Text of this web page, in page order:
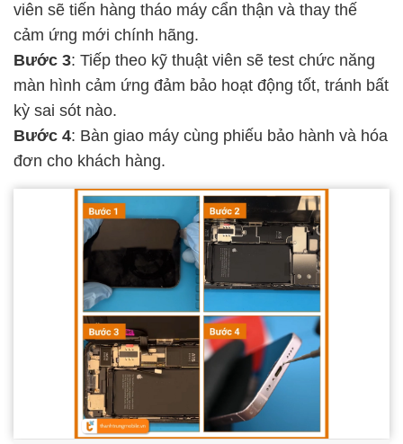
viên sẽ tiến hàng tháo máy cẩn thận và thay thế
cảm ứng mới chính hãng.
Bước 3: Tiếp theo kỹ thuật viên sẽ test chức năng
màn hình cảm ứng đảm bảo hoạt động tốt, tránh bất
kỳ sai sót nào.
Bước 4: Bàn giao máy cùng phiếu bảo hành và hóa
đơn cho khách hàng.